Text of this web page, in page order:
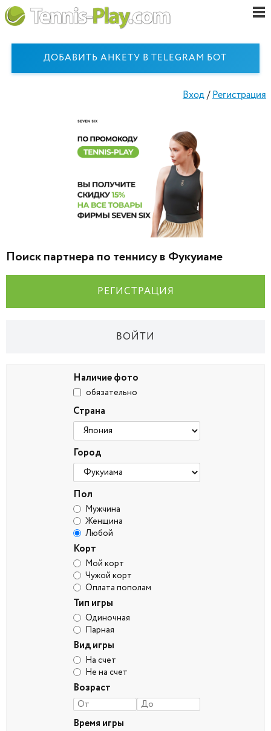
ДОБАВИТЬ АНКЕТУ В TELEGRAM БОТ
Вход/Регистрация
Поиск партнера по теннису в Фукуиаме
РЕГИСТРАЦИЯ
ВОЙТИ
Наличие фото
обязательно
Страна
Город
Пол
Мужчина
Женщина
Любой
Корт
Мой корт
Чужой корт
Оплата пополам
Тип игры
Одиночная
Парная
Вид игры
На счет
Не на счет
Возраст
Время игры